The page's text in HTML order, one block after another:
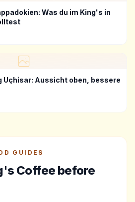
Was du im King's in
Uçhisar: Aussicht oben, bessere
GUIDES
Coffee before